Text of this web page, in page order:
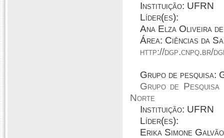
Instituição: UFRN
Líder(es):
Ana Elza Oliveira
Área: Ciências da
http://dgp.cnpq.br/
Grupo de pesquisa:
Grupo de
Norte
Instituição: UFRN
Líder(es):
Erika Simone